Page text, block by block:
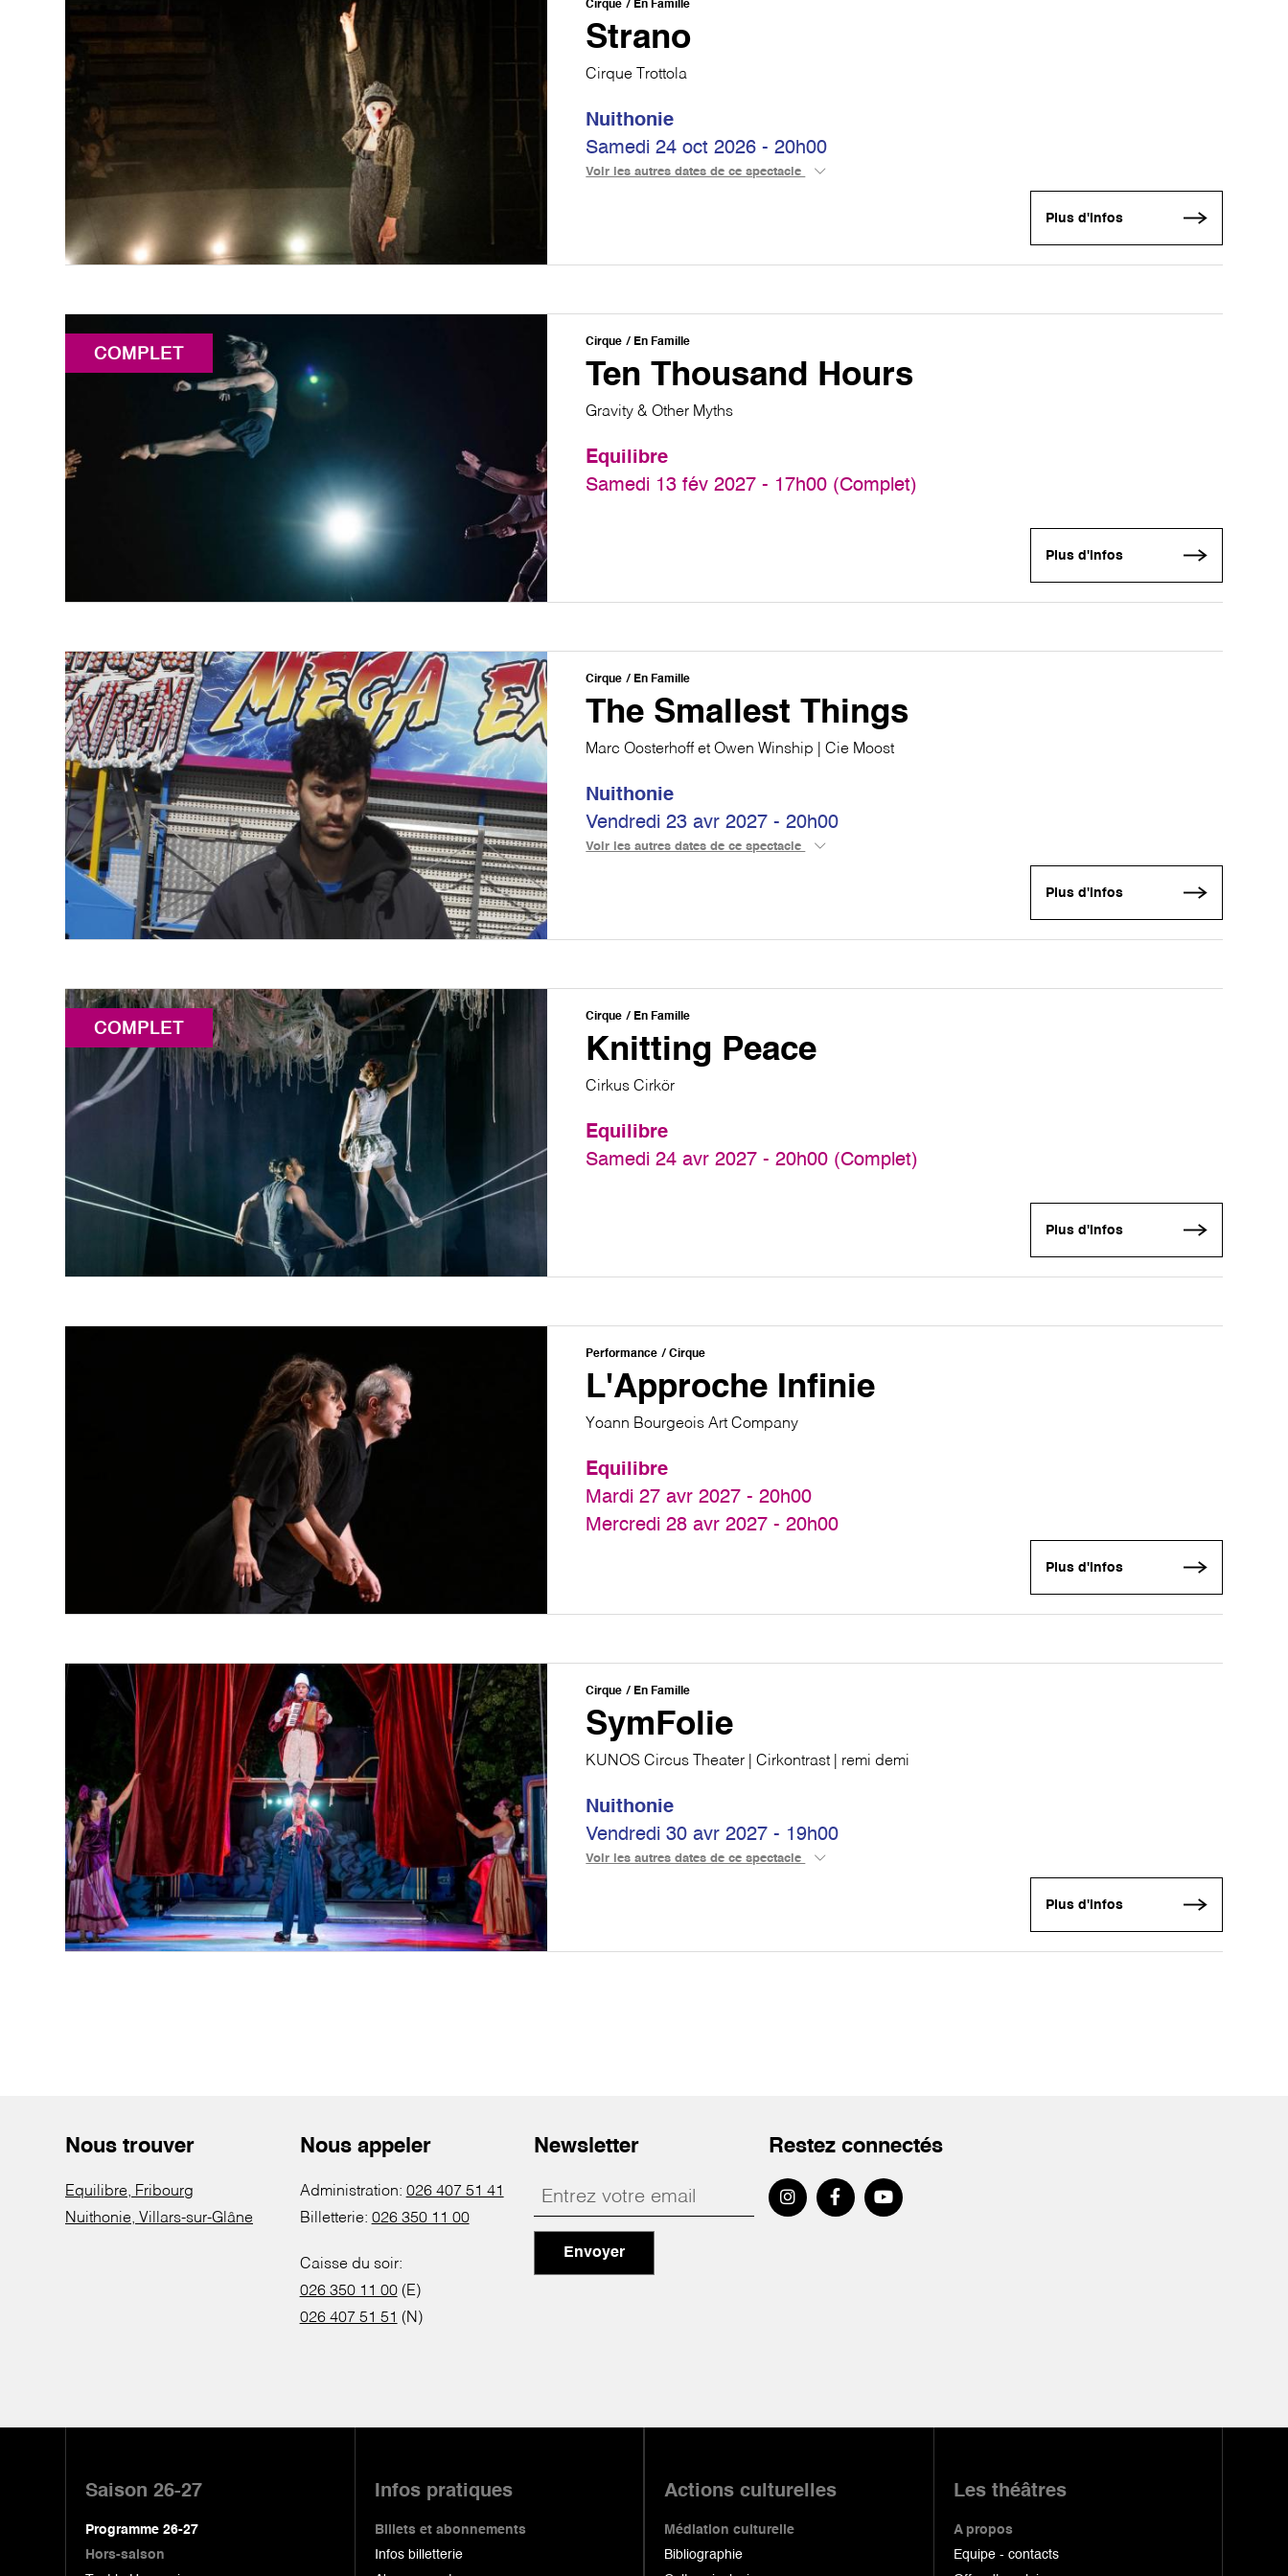
Cirque En Famille
Strano
Cirque Trottola
Nuithonie
Samedi 24 oct 2026 - 20h00
Voir les autres dates de ce spectacle
Plus d'infos
COMPLET
Cirque En Famille
Ten Thousand Hours
Gravity & Other Myths
Equilibre
Samedi 13 fév 2027 - 17h00 (Complet)
Plus d'infos
Cirque En Famille
The Smallest Things
Marc Oosterhoff et Owen Winship | Cie Moost
Nuithonie
Vendredi 23 avr 2027 - 20h00
Voir les autres dates de ce spectacle
Plus d'infos
COMPLET
Cirque En Famille
Knitting Peace
Cirkus Cirkör
Equilibre
Samedi 24 avr 2027 - 20h00 (Complet)
Plus d'infos
Performance Cirque
L'Approche Infinie
Yoann Bourgeois Art Company
Equilibre
Mardi 27 avr 2027 - 20h00
Mercredi 28 avr 2027 - 20h00
Plus d'infos
Cirque En Famille
SymFolie
KUNOS Circus Theater | Cirkontrast | remi demi
Nuithonie
Vendredi 30 avr 2027 - 19h00
Voir les autres dates de ce spectacle
Plus d'infos
Nous trouver
Equilibre, Fribourg
Nuithonie, Villars-sur-Glâne
Nous appeler
Administration: 026 407 51 41
Billetterie: 026 350 11 00
Caisse du soir:
026 350 11 00(E)
026 407 51 51 (N)
Newsletter
Envoyer
Restez connectés
Saison 26-27
Programme 26-27
Hors-saison
Infos pratiques
Billets et abonnements
Infos billetterie
Actions culturelles
Médiation culturelle
Bibliographie
Les théâtres
A propos
Equipe - contacts